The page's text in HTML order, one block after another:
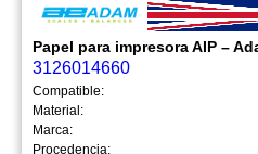
Papel para impresora AIP –
3126014660
Compatible:
Material:
Marca:
Procedencia: